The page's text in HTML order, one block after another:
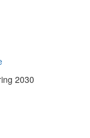
2030